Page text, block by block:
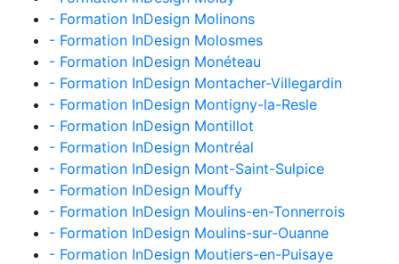
- Formation InDesign Molinons
- Formation InDesign Molosmes
- Formation InDesign Monéteau
- Formation InDesign Montacher-Villegardin
- Formation InDesign Montigny-la-Resle
- Formation InDesign Montillot
- Formation InDesign Montréal
- Formation InDesign Mont-Saint-Sulpice
- Formation InDesign Mouffy
- Formation InDesign Moulins-en-Tonnerrois
- Formation InDesign Moulins-sur-Ouanne
- Formation InDesign Moutiers-en-Puisaye